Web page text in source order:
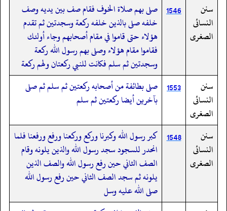
سنن
النسائى
الصغرى
1546 صلى بهم صلاة الخوف فقام صف بين يديه وصف
خلفه صلى بالذين خلفه ركعة وسجدتين ثم تقدم
هؤلاء حتى قاموا في مقام أصحابهم وجاء أولئك
فقاموا مقام هؤلاء وصلى بهم رسول الله ركعة
وسجدتين ثم سلم فكانت للنبي ركعتان ولهم ركعة
سنن
النسائى
الصغرى
1553 صلى بطائفة من أصحابه ركعتين ثم سلم ثم صلى
بآخرين أيضا ركعتين ثم سلم
سنن
النسائى
الصغرى
1548 كبر رسول الله وكبرنا وركع وركعنا ورفع ورفعنا فلما
انحدر للسجود سجد رسول الله والذين يلونه وقام
الصف الثاني حين رفع رسول الله والصف الذين
يلونه ثم سجد الصف الثاني حين رفع رسول الله
صلى الله عليه وسل